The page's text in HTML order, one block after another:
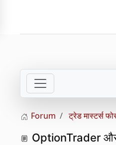
Forum ट्रेड मास्टर्स
OptionTrader और